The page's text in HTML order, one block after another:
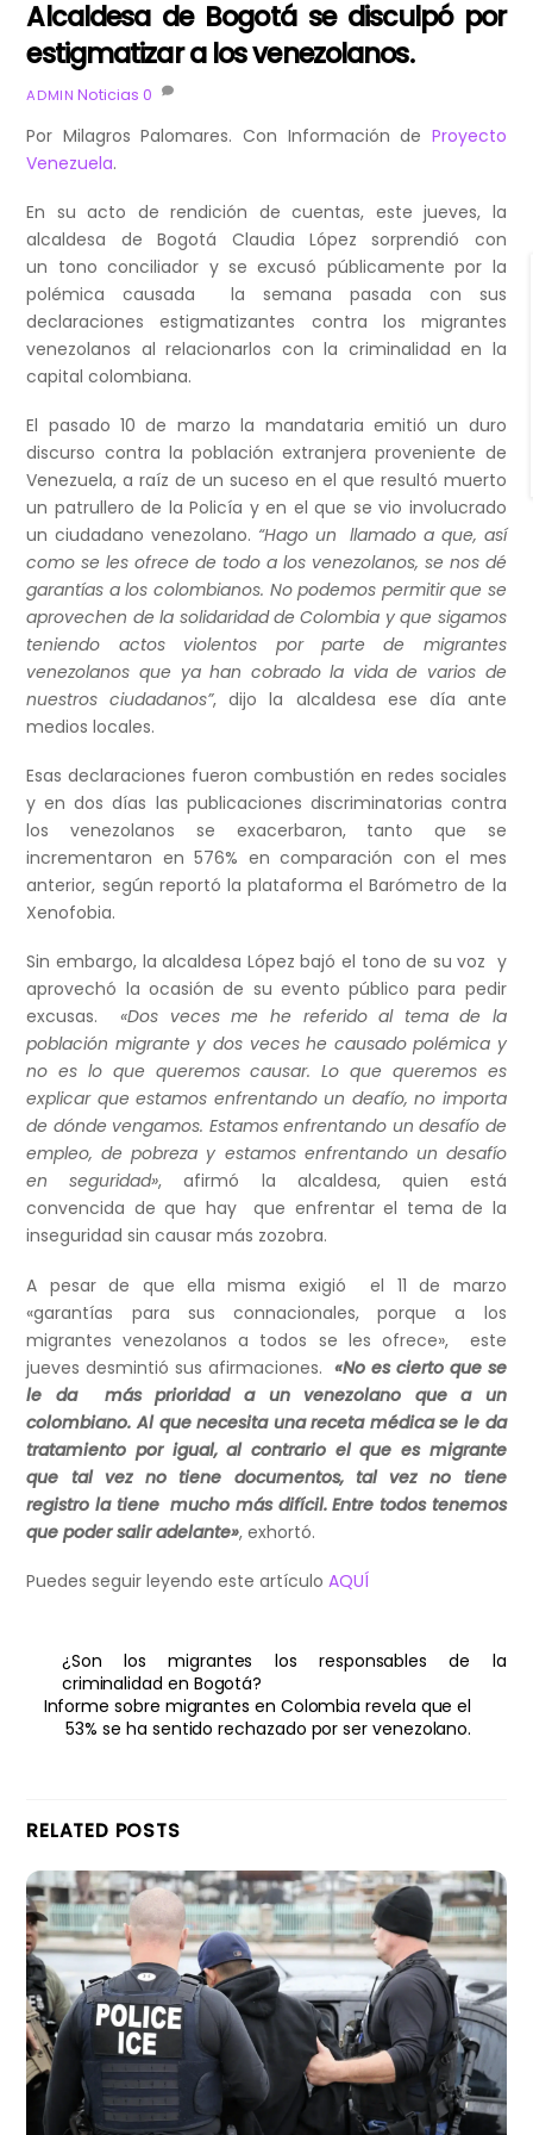
Alcaldesa de Bogotá se disculpó por
estigmatizar a los venezolanos.
ADMIN Noticias 0
Por Milagros Palomares. Con Información de Proyecto
Venezuela.
En su acto de rendición de cuentas, este jueves, la
alcaldesa de Bogotá Claudia López sorprendió con
un tono conciliador y se excusó públicamente por la
polémica causada la semana pasada con sus
declaraciones estigmatizantes contra los migrantes
venezolanos al relacionarlos con la criminalidad en la
capital colombiana.
El pasado 10 de marzo la mandataria emitió un duro
discurso contra la población extranjera proveniente de
Venezuela, a raíz de un suceso en el que resultó muerto
un patrullero de la Policía y en el que se vio involucrado
un ciudadano venezolano. “Hago un llamado a que, así
como se les ofrece de todo a los venezolanos, se nos dé
garantías a los colombianos. No podemos permitir que se
aprovechen de la solidaridad de Colombia y que sigamos
teniendo actos violentos por parte de migrantes
venezolanos que ya han cobrado la vida de varios de
nuestros ciudadanos”, dijo la alcaldesa ese día ante
medios locales.
Esas declaraciones fueron combustión en redes sociales
y en dos días las publicaciones discriminatorias contra
los venezolanos se exacerbaron, tanto que se
incrementaron en 576% en comparación con el mes
anterior, según reportó la plataforma el Barómetro de la
Xenofobia.
Sin embargo, la alcaldesa López bajó el tono de su voz y
aprovechó la ocasión de su evento público para pedir
excusas.«Dos veces me he referido al tema de la
población migrante y dos veces he causado polémica y
no es lo que queremos causar. Lo que queremos es
explicar que estamos enfrentando un deafío, no importa
de dónde vengamos. Estamos enfrentando un desafío de
empleo, de pobreza y estamos enfrentando un desafío
en seguridad», afirmó la alcaldesa, quien está
convencida de que hay que enfrentar el tema de la
inseguridad sin causar más zozobra.
A pesar de que ella misma exigió el 11 de marzo
«garantías para sus connacionales, porque a los
migrantes venezolanos a todos se les ofrece», este
jueves desmintió sus afirmaciones. «No es cierto que se
le da más prioridad a un venezolano que a un
colombiano. Al que necesita una receta médica se le da
tratamiento por igual, al contrario el que es migrante
que tal vez no tiene documentos, tal vez no tiene
registro la tiene mucho más difícil. Entre todos tenemos
que poder salir adelante», exhortó.
Puedes seguir leyendo este artículoAQUÍ
¿Son los migrantes los responsables de la
criminalidad en Bogotá?
Informe sobre migrantes en Colombia revela que el
53% se ha sentido rechazado por ser venezolano.
RELATED POSTS